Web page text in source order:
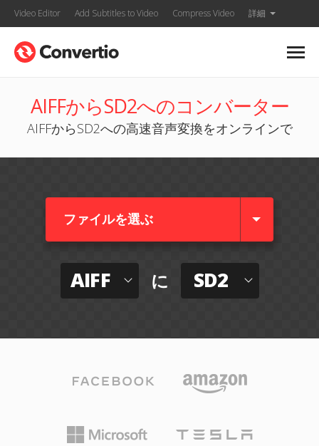
Video Editor Add Subtitles to Video Compress Video 詳細
AIFFからSD2へのコンバーター
AIFFからSD2への高速音声変換をオンラインで
ファイルを選ぶ
AIFF に SD2